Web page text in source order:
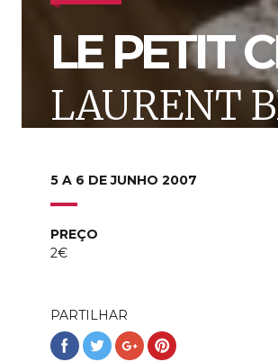
LE PETIT
LAURENT
5 A 6 DE JUNHO 2007
PREÇO
2€
PARTILHAR
PartilharPartilharPartilharPartilhar